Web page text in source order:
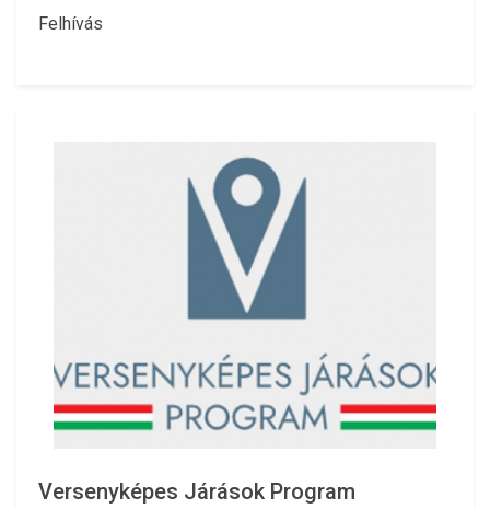
Felhívás
Versenyképes Járások Program